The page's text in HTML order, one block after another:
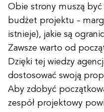
Obie strony muszą być
budżet projektu -
istnieje), jakie są
Zawsze warto od
Dzięki tej wiedzy
dostosować swoją
Aby zdobyć
zespół projektowy